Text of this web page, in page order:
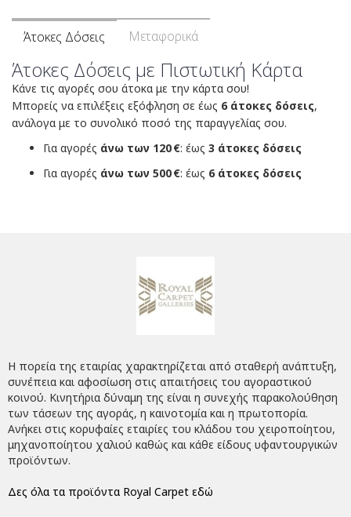
Άτοκες Δόσεις Μεταφορικά
Άτοκες Δόσεις με Πιστωτική Κάρτα
Κάνε τις αγορές σου άτοκα με την κάρτα σου!
Μπορείς να επιλέξεις εξόφληση σε έως 6 άτοκες δόσεις,
ανάλογα με το συνολικό ποσό της παραγγελίας σου.
Για αγορές άνω των 120 €: έως 3 άτοκες δόσεις
Για αγορές άνω των 500 €: έως 6 άτοκες δόσεις
Η πορεία της εταιρίας χαρακτηρίζεται από σταθερή ανάπτυξη,
συνέπεια και αφοσίωση στις απαιτήσεις του αγοραστικού
κοινού. Κινητήρια δύναμη της είναι η συνεχής παρακολούθηση
των τάσεων της αγοράς, η καινοτομία και η πρωτοπορία.
Ανήκει στις κορυφαίες εταιρίες του κλάδου του χειροποίητου,
μηχανοποίητου χαλιού καθώς και κάθε είδους υφαντουργικών
προϊόντων.
Δες όλα τα προϊόντα Royal Carpet εδώ